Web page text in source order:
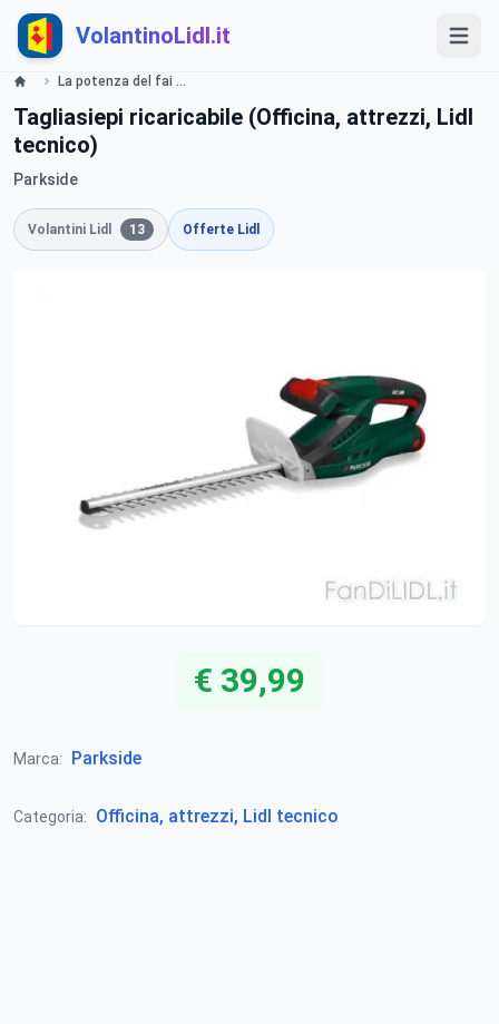
VolantinoLidl.it
La potenza del fai da te - LIDL Catalogue - Offerte valide dal 23 maggio 2019 Lidl
Tagliasiepi ricaricabile (Officina, attrezzi, Lidl
tecnico)
Parkside
Volantini Lidl 13 Offerte Lidl
€ 39,99
Marca: Parkside
Categoria: Officina, attrezzi, Lidl tecnico